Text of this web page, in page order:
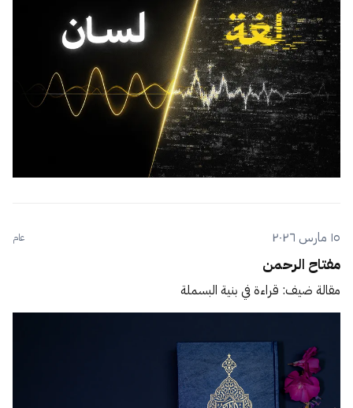
١٥ مارس ٢٠٢٦ عام
مفتاح الرحمن
مقالة ضيف: قراءة في بنية البسملة